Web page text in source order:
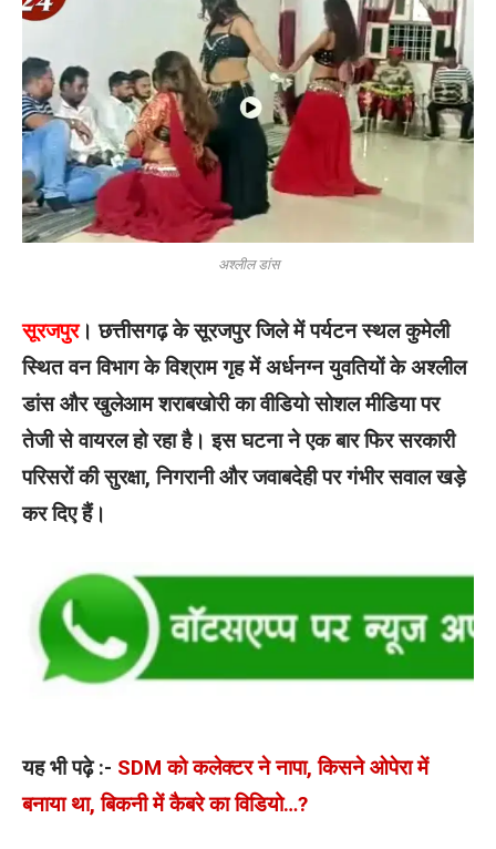
अश्लील डांस
सूरजपुर। छत्तीसगढ़ के सूरजपुर जिले में पर्यटन स्थल कुमेली
स्थित वन विभाग के विश्राम गृह में अर्धनग्न युवतियों के अश्लील
डांस और खुलेआम शराबखोरी का वीडियो सोशल मीडिया पर
तेजी से वायरल हो रहा है। इस घटना ने एक बार फिर सरकारी
परिसरों की सुरक्षा, निगरानी और जवाबदेही पर गंभीर सवाल खड़े
कर दिए हैं।
यह भी पढ़े :- SDM को कलेक्टर ने नापा, किसने ओपेरा में
बनाया था, बिकनी में कैबरे का विडियो…?